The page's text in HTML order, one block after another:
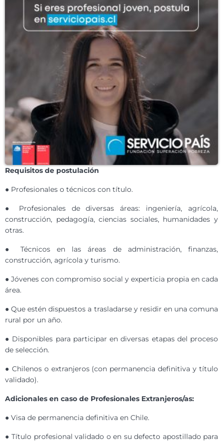
Requisitos de postulación
● Profesionales o técnicos con título.
● Profesionales de diversas áreas: ingeniería, agrícola,
construcción, pedagogía, ciencias sociales, humanidades y
otras.
● Técnicos en las áreas de administración, finanzas,
construcción, agrícola y turismo.
● Jóvenes con compromiso social y experticia propia en cada
área.
● Que estén dispuestos a trasladarse y residir en una comuna
rural por un año.
● Disponibles para participar en diversas etapas del proceso
de selección.
● Chilenos o extranjeros (con permanencia definitiva y título
validado).
Adicionales en caso de Profesionales Extranjeros/as:
● Visa de permanencia definitiva en Chile.
● Título profesional validado o en su defecto apostillado para